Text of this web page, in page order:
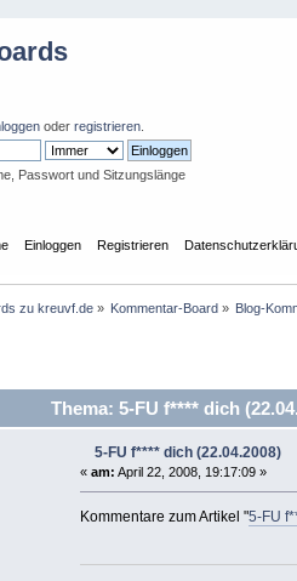
oder registrieren
Passwort und Sitzungslänge
Einloggen Registrieren
zu kreuvf.de» Kommentar-Board» Blog-
Thema: 5-FU f**** dich
5-FU f**** dich (22.04.2008)
« am: April 22, 2008, 19:17:09 »
Kommentare zum Artikel "5-FU